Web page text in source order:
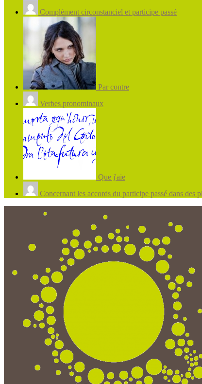
Complément circonstanciel et participe passé
Par contre
Verbes pronominaux
Que j'aie
Concernant les accords du participe passé dans des